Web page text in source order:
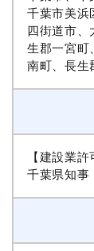
千葉市美浜
四街道市、
生郡一宮町
南町、長生
【建設業許
千葉県知